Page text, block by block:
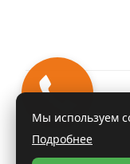
Информация о
Мы используем
Подробнее